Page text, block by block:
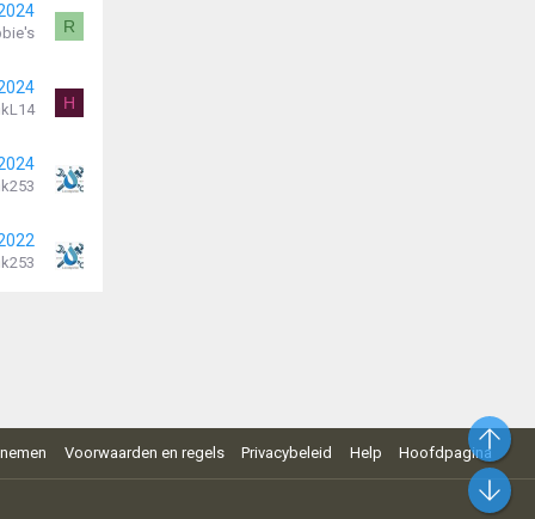
R
H
Voorwaarden en regels Privacybeleid Help Hoofdpagina